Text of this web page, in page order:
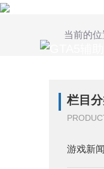
当前的
栏目
游戏新闻